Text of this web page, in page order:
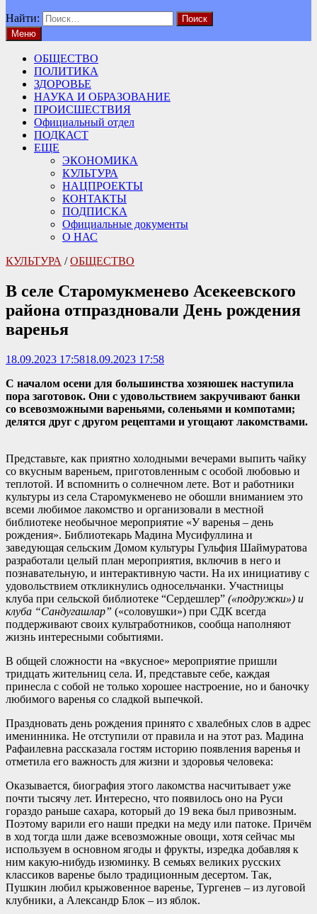
Найти:
Меню
ОБЩЕСТВО
ПОЛИТИКА
ЗДОРОВЬЕ
НАУКА И ОБРАЗОВАНИЕ
ПРОИСШЕСТВИЯ
Официальный отдел
ПОДКАСТ
ЕЩЕ
ЭКОНОМИКА
КУЛЬТУРА
НАЦПРОЕКТЫ
КОНТАКТЫ
ПОДПИСКА
Официальные документы
О НАС
КУЛЬТУРА /ОБЩЕСТВО
В селе Старомукменево Асекеевского
района отпраздновали День рождения
варенья
18.09.2023 17:5818.09.2023 17:58
С началом осени для большинства хозяюшек наступила
пора заготовок. Они с удовольствием закручивают банки
со всевозможными вареньями, соленьями и компотами;
делятся друг с другом рецептами и угощают лакомствами.
Представьте, как приятно холодными вечерами выпить чайку
со вкусным вареньем, приготовленным с особой любовью и
теплотой. И вспомнить о солнечном лете. Вот и работники
культуры из села Старомукменево не обошли вниманием это
всеми любимое лакомство и организовали в местной
библиотеке необычное мероприятие «У варенья – день
рождения». Библиотекарь Мадина Мусифуллина и
заведующая сельским Домом культуры Гульфия Шаймуратова
разработали целый план мероприятия, включив в него и
познавательную, и интерактивную части. На их инициативу с
удовольствием откликнулись односельчанки. Участницы
клуба при сельской библиотеке “Сердешлер” («подружки») и
клуба “Сандугашлар” («соловушки») при СДК всегда
поддерживают своих культработников, сообща наполняют
жизнь интересными событиями.
В общей сложности на «вкусное» мероприятие пришли
тридцать жительниц села. И, представьте себе, каждая
принесла с собой не только хорошее настроение, но и баночку
любимого варенья со сладкой выпечкой.
Праздновать день рождения принято с хвалебных слов в адрес
именинника. Не отступили от правила и на этот раз. Мадина
Рафаилевна рассказала гостям историю появления варенья и
отметила его важность для жизни и здоровья человека:
Оказывается, биография этого лакомства насчитывает уже
почти тысячу лет. Интересно, что появилось оно на Руси
гораздо раньше сахара, который до 19 века был привозным.
Поэтому варили его наши предки на меду или патоке. Причём
в ход тогда шли даже всевозможные овощи, хотя сейчас мы
используем в основном ягоды и фрукты, изредка добавляя к
ним какую-нибудь изюминку. В семьях великих русских
классиков варенье было традиционным десертом. Так,
Пушкин любил крыжовенное варенье, Тургенев – из луговой
клубники, а Александр Блок – из яблок.